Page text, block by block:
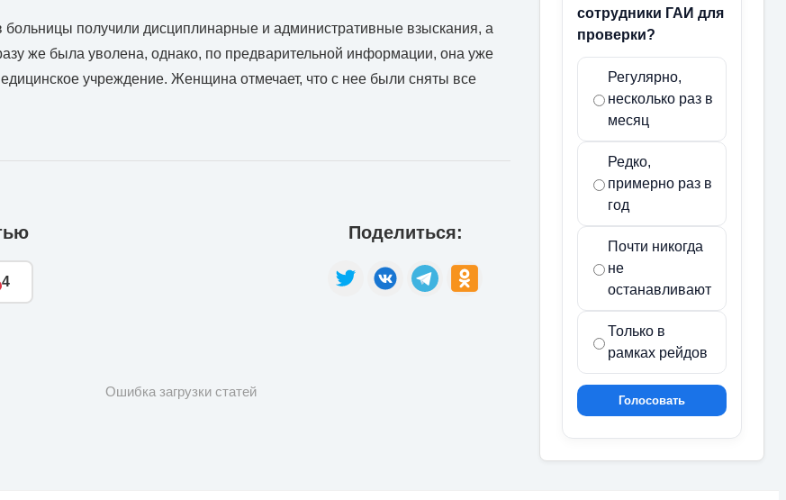
больницы получили дисциплинарные и административные взыскания, а
же была уволена, однако, по предварительной информации, она уже
учреждение. Женщина отмечает, что с нее были сняты все
4
Поделиться:
Ошибка загрузки статей
сотрудники ГАИ для
проверки?
Регулярно,
несколько раз в
месяц
Редко,
примерно раз в
год
Почти никогда
не
останавливают
Только в
рамках рейдов
Голосовать